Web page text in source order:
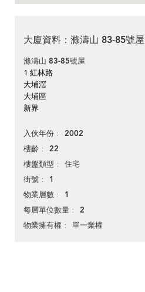
大廈資料：滌濤山 83-85號屋
滌濤山 83-85號屋
1 紅林路
大埔滘
大埔區
新界
入伙年份 2002
樓齡 22
樓盤類型 住宅
街號 1
物業層數 1
每層單位數量 2
物業擁有權 單一業權